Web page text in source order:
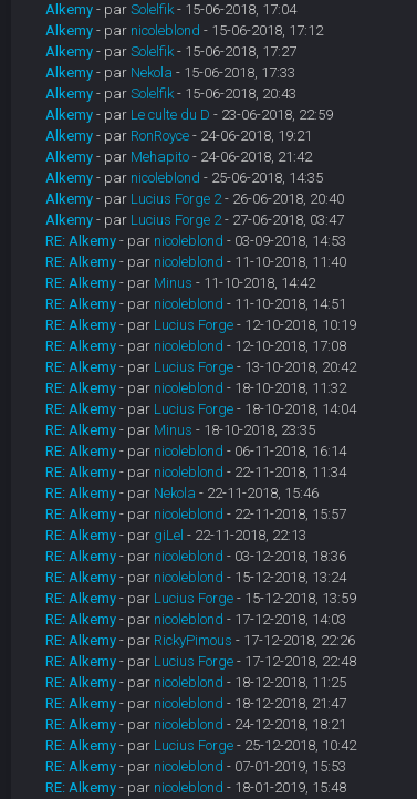
Alkemy - par Solelfik- 15-06-2018, 17:04
Alkemy - par nicoleblond - 15-06-2018, 17:12
Alkemy - par Solelfik- 15-06-2018, 17:27
Alkemy - par Nekola - 15-06-2018, 17:33
Alkemy - par Solelfik- 15-06-2018, 20:43
Alkemy - par Le culte du D - 23-06-2018, 22:59
Alkemy - par RonRoyce- 24-06-2018, 19:21
Alkemy - par Mehapito- 24-06-2018, 21:42
Alkemy - par nicoleblond - 25-06-2018, 14:35
Alkemy - par Lucius Forge 2- 26-06-2018, 20:40
Alkemy - par Lucius Forge 2- 27-06-2018, 03:47
RE: Alkemy - par nicoleblond - 03-09-2018, 14:53
RE: Alkemy - par nicoleblond - 11-10-2018, 11:40
RE: Alkemy - par Minus - 11-10-2018, 14:42
RE: Alkemy - par nicoleblond - 11-10-2018, 14:51
RE: Alkemy - par Lucius Forge- 12-10-2018, 10:19
RE: Alkemy - par nicoleblond - 12-10-2018, 17:08
RE: Alkemy - par Lucius Forge- 13-10-2018, 20:42
RE: Alkemy - par nicoleblond - 18-10-2018, 11:32
RE: Alkemy - par Lucius Forge- 18-10-2018, 14:04
RE: Alkemy - par Minus - 18-10-2018, 23:35
RE: Alkemy - par nicoleblond - 06-11-2018, 16:14
RE: Alkemy - par nicoleblond - 22-11-2018, 11:34
RE: Alkemy - par Nekola - 22-11-2018, 15:46
RE: Alkemy - par nicoleblond - 22-11-2018, 15:57
RE: Alkemy - par giLel - 22-11-2018, 22:13
RE: Alkemy - par nicoleblond - 03-12-2018, 18:36
RE: Alkemy - par nicoleblond - 15-12-2018, 13:24
RE: Alkemy - par Lucius Forge- 15-12-2018, 13:59
RE: Alkemy - par nicoleblond - 17-12-2018, 14:03
RE: Alkemy - par RickyPimous - 17-12-2018, 22:26
RE: Alkemy - par Lucius Forge- 17-12-2018, 22:48
RE: Alkemy - par nicoleblond - 18-12-2018, 11:25
RE: Alkemy - par nicoleblond - 18-12-2018, 21:47
RE: Alkemy - par nicoleblond - 24-12-2018, 18:21
RE: Alkemy - par Lucius Forge- 25-12-2018, 10:42
RE: Alkemy - par nicoleblond - 07-01-2019, 15:53
RE: Alkemy - par nicoleblond - 18-01-2019, 15:48